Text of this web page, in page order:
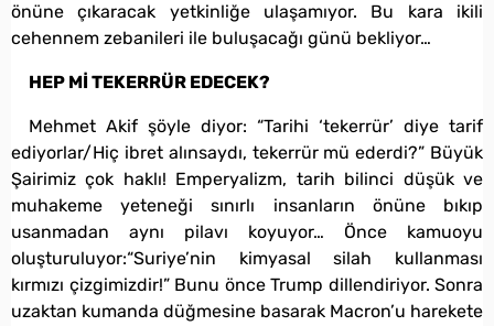
önüne çıkaracak yetkinliğe ulaşamıyor. Bu kara ikili
cehennem zebanileri ile buluşacağı günü bekliyor…
HEP Mİ TEKERRÜR EDECEK?
Mehmet Akif şöyle diyor: “Tarihi ‘tekerrür’ diye tarif
ediyorlar/Hiç ibret alınsaydı, tekerrür mü ederdi?” Büyük
Şairimiz çok haklı! Emperyalizm, tarih bilinci düşük ve
muhakeme yeteneği sınırlı insanların önüne bıkıp
usanmadan aynı pilavı koyuyor… Önce kamuoyu
oluşturuluyor:“Suriye’nin kimyasal silah kullanması
kırmızı çizgimizdir!” Bunu önce Trump dillendiriyor. Sonra
uzaktan kumanda düğmesine basarak Macron’u harekete